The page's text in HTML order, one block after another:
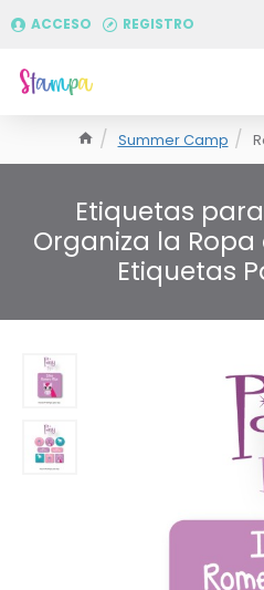
ACCESO REGISTRO
Summer Camp
Etiquetas
Organiza la Ropa
Etiquetas